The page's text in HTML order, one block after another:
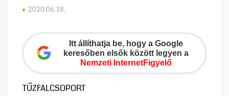
2020.06.18.
Itt állíthatja be, hogy a Google
keresőben elsők között legyen a
Nemzeti InternetFigyelő
TŰZFALCSOPORT